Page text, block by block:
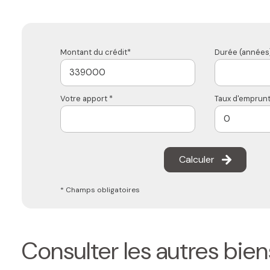
Montant du crédit* Durée
Votre apport * Taux
Calculer
* Champs obligatoires
Consulter les autres